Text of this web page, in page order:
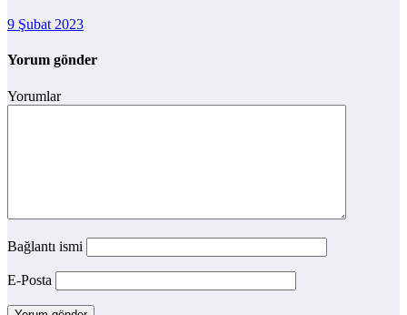
9 Şubat 2023
Yorum gönder
Yorumlar
Bağlantı ismi
E-Posta